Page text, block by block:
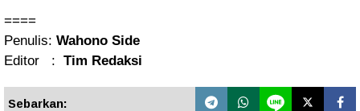
====
Penulis: Wahono Side
Editor : Tim Redaksi
Sebarkan: